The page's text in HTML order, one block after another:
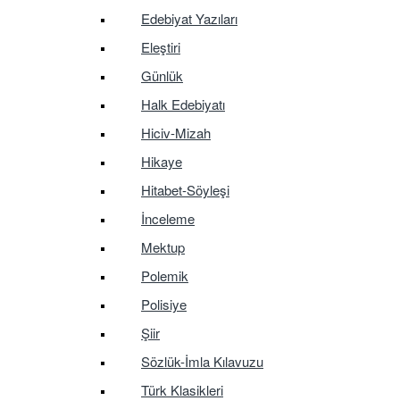
Edebiyat Yazıları
Eleştiri
Günlük
Halk Edebiyatı
Hiciv-Mizah
Hikaye
Hitabet-Söyleşi
İnceleme
Mektup
Polemik
Polisiye
Şiir
Sözlük-İmla Kılavuzu
Türk Klasikleri